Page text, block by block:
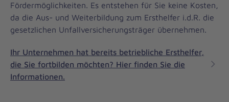
Fördermöglichkeiten. Es entstehen für Sie keine Kosten,
da die Aus- und Weiterbildung zum Ersthelfer i.d.R. die
gesetzlichen Unfallversicherungsträger übernehmen.
Ihr Unternehmen hat bereits betriebliche Ersthelfer,
die Sie fortbilden möchten? Hier finden Sie die
Informationen.